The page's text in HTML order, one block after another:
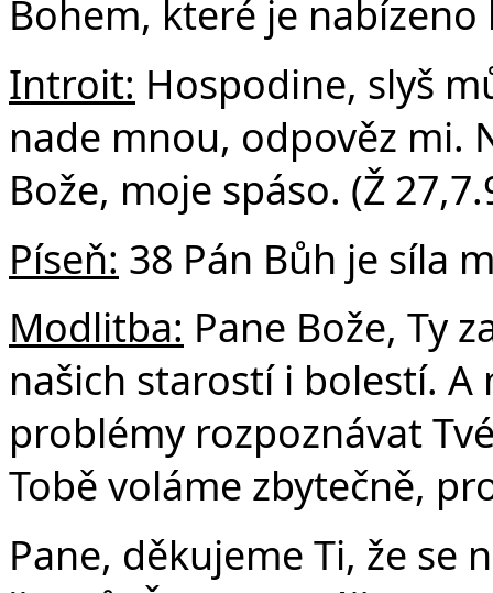
Bohem, které je
Introit: Hospodine, slyš
nade mnou, odpověz mi.
Bože, moje spáso. (Ž
Píseň: 38 Pán Bůh je síla
Modlitba: Pane Bože, Ty
našich starostí i bolestí. A
problémy rozpoznávat
Tobě voláme zbytečně,
Pane, děkujeme Ti, že se